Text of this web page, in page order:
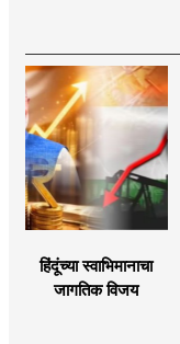
हिंदूंच्या स्वाभिमानाचा
जागतिक विजय